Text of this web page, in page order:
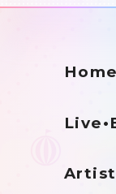
Home
Artist